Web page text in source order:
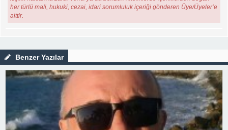
her türlü mali, hukuki, cezai, idari sorumluluk içeriği gönderen Üye/Üyeler’e
aittir.
Benzer Yazılar